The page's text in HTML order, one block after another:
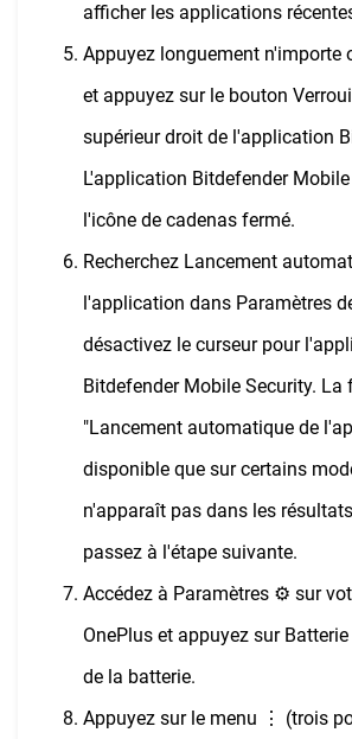
afficher les applications
Appuyez longuement n'importe
et appuyez sur le bouton
supérieur droit de l'application
L'application Bitdefender
l'icône de cadenas fermé.
Recherchez Lancement
l'application dans Paramètres
désactivez le curseur pour
Bitdefender Mobile Security. La
"Lancement automatique de
disponible que sur certains
n'apparaît pas dans les
passez à l'étape suivante.
Accédez à Paramètres ⚙︎ sur
OnePlus et appuyez sur
de la batterie.
Appuyez sur le menu ⋮ (trois